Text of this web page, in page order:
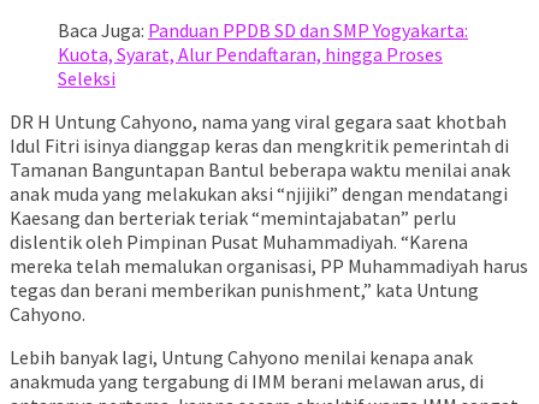
Baca Juga: Panduan PPDB SD dan SMP Yogyakarta:
Kuota, Syarat, Alur Pendaftaran, hingga Proses
Seleksi
DR H Untung Cahyono, nama yang viral gegara saat khotbah
Idul Fitri isinya dianggap keras dan mengkritik pemerintah di
Tamanan Banguntapan Bantul beberapa waktu menilai anak
anak muda yang melakukan aksi “njijiki” dengan mendatangi
Kaesang dan berteriak teriak “memintajabatan” perlu
dislentik oleh Pimpinan Pusat Muhammadiyah. “Karena
mereka telah memalukan organisasi, PP Muhammadiyah harus
tegas dan berani memberikan punishment,” kata Untung
Cahyono.
Lebih banyak lagi, Untung Cahyono menilai kenapa anak
anakmuda yang tergabung di IMM berani melawan arus, di